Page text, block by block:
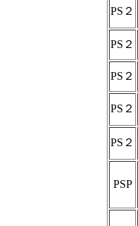
PS２
PS２
PS２
PS２
PS２
PSP